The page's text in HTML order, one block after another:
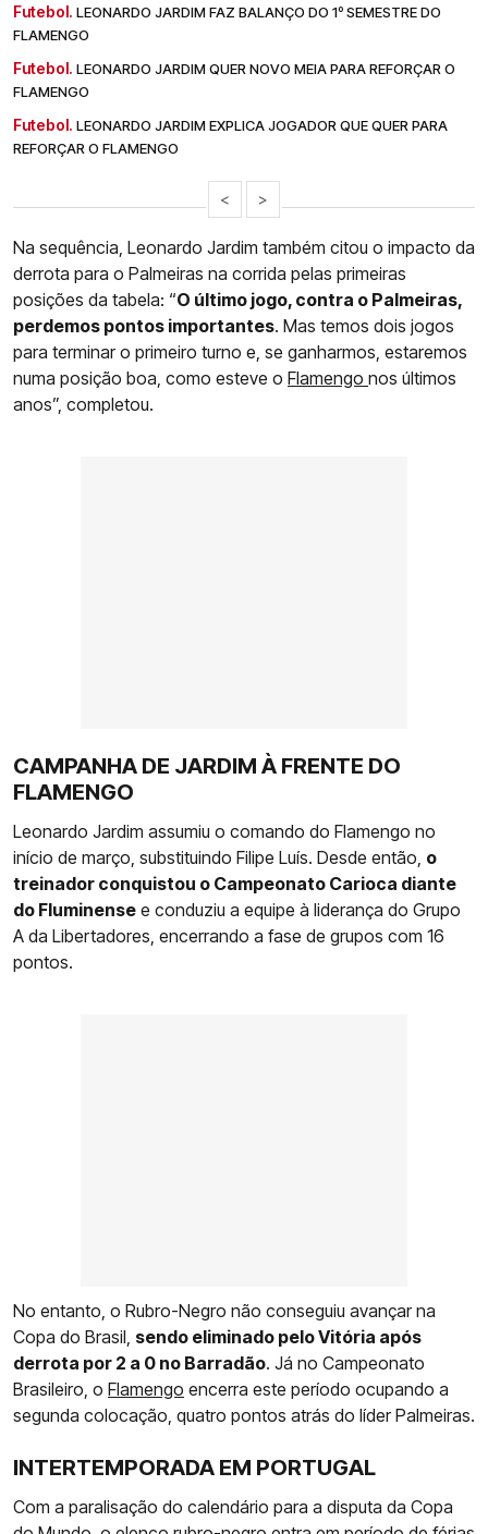
Futebol. LEONARDO JARDIM FAZ BALANÇO DO 1º SEMESTRE DO
FLAMENGO
Futebol. LEONARDO JARDIM QUER NOVO MEIA PARA REFORÇAR O
FLAMENGO
Futebol. LEONARDO JARDIM EXPLICA JOGADOR QUE QUER PARA
REFORÇAR O FLAMENGO
< >
Na sequência, Leonardo Jardim também citou o impacto da
derrota para o Palmeiras na corrida pelas primeiras
posições da tabela: “O último jogo, contra o Palmeiras,
perdemos pontos importantes. Mas temos dois jogos
para terminar o primeiro turno e, se ganharmos, estaremos
numa posição boa, como esteve o Flamengo nos últimos
anos”, completou.
CAMPANHA DE JARDIM À FRENTE DO
FLAMENGO
Leonardo Jardim assumiu o comando do Flamengo no
início de março, substituindo Filipe Luís. Desde então, o
treinador conquistou o Campeonato Carioca diante
do Fluminense e conduziu a equipe à liderança do Grupo
A da Libertadores, encerrando a fase de grupos com 16
pontos.
No entanto, o Rubro-Negro não conseguiu avançar na
Copa do Brasil, sendo eliminado pelo Vitória após
derrota por 2 a 0 no Barradão. Já no Campeonato
Brasileiro, o Flamengo encerra este período ocupando a
segunda colocação, quatro pontos atrás do líder Palmeiras.
INTERTEMPORADA EM PORTUGAL
Com a paralisação do calendário para a disputa da Copa